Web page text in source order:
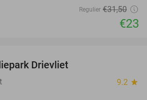
Regulier €31,50
€23
Drievliet
9.2 star